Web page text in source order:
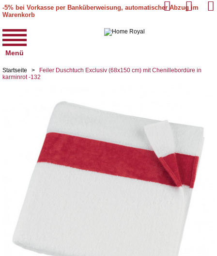
-5% bei Vorkasse per Banküberweisung, automatischer Abzug im
Warenkorb
Menü
Startseite >
Feiler Duschtuch Exclusiv (68x150 cm) mit Chenillebordüre in
karminrot -132